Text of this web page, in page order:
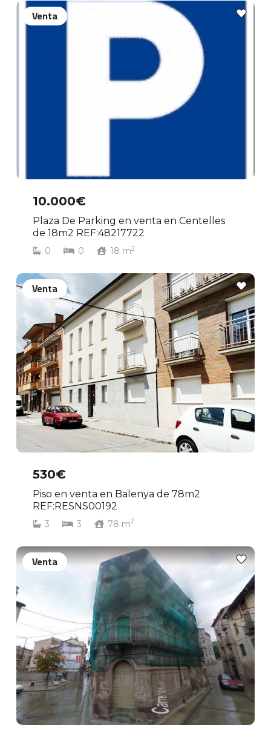
10.000€
Plaza De Parking en venta en Centelles
de 18m2 REF:48217722
0 0 18 m2
Venta
530€
Piso en venta en Balenya de 78m2
REF:RESNS00192
3 3 78 m2
Venta
Venta